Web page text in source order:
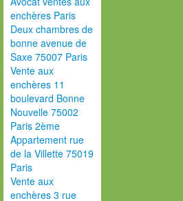
enchères Paris
Deux chambres de
bonne avenue de
Saxe 75007 Paris
Vente aux
enchères 11
boulevard Bonne
Nouvelle 75002
Paris 2ème
Appartement rue
de la Villette 75019
Paris
Vente aux
enchères 3 rue